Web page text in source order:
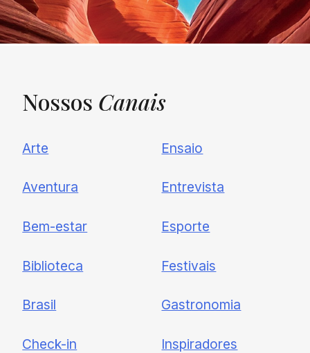
UNQUIET
Newsletter
nossas novidades.
Nossos Canais
Arte
Aventura
Bem-estar
Biblioteca
Brasil
Check-in
Ensaio
Entrevista
Esporte
Festivais
Gastronomia
Inspiradores